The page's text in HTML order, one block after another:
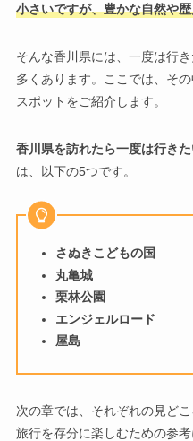
小さいですが、豊かな自然や
そんな香川県には、一度は行
多くあります。ここでは、そ
スポットをご紹介します。
香川県を訪れたら一度は行き
は、以下の5つです。
さぬきこどもの国
丸亀城
栗林公園
エンジェルロード
屋島
次の章では、それぞれの見ど
旅行を存分に楽しむための参考